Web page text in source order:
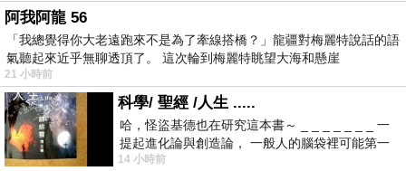
我將賓客用餐桌設定為白色桌巾，取餐檯和主桌
則鋪上蒂芬妮藍色桌巾。
場布人員也跟著進場了，鮮花要當天才能插上，
阿我阿龍 56
「我總覺得你大老遠跑來不是為了牽線搭橋？」龍疆對梅麗特說話的語
氣聽起來近乎無聊透頂了。 這次輪到梅麗特眺望大海和懸崖
21 小時前
科學/ 聖經 /人生 .....
哈，怪盜基德也在研究這本書～ _ _ _ _ _ _ _ 一
提起進化論與創造論， 一般人的腦袋裡可能第一
時間就有「 進化論很科
14 小時前